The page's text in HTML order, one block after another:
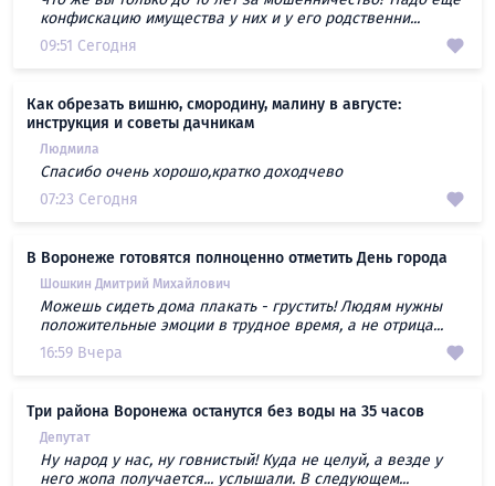
конфискацию имущества у них и у его родственни...
09:51 Сегодня
Как обрезать вишню, смородину, малину в августе:
инструкция и советы дачникам
Людмила
Спасибо очень хорошо,кратко доходчево
07:23 Сегодня
В Воронеже готовятся полноценно отметить День города
Шошкин Дмитрий Михайлович
Можешь сидеть дома плакать - грустить! Людям нужны
положительные эмоции в трудное время, а не отрица...
16:59 Вчера
Три района Воронежа останутся без воды на 35 часов
Депутат
Ну народ у нас, ну говнистый! Куда не целуй, а везде у
него жопа получается... услышали. В следующем...